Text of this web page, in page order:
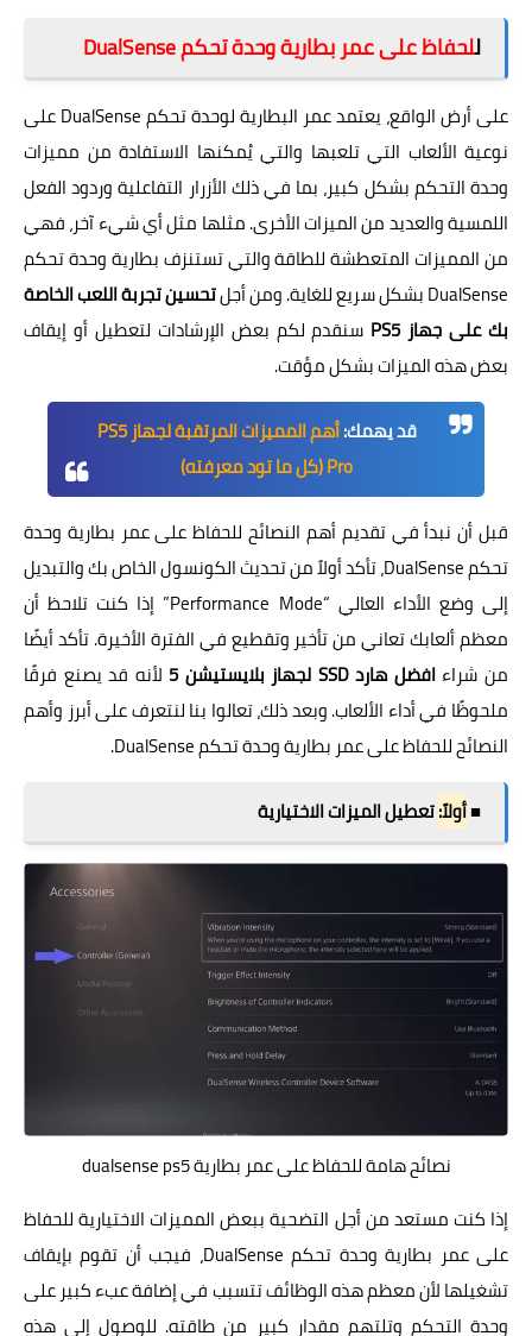
للحفاظ على عمر بطارية وحدة تحكم DualSense
على أرض الواقع، يعتمد عمر البطارية لوحدة تحكم DualSense على
نوعية الألعاب التي تلعبها والتي يُمكنها الاستفادة من مميزات
وحدة التحكم بشكل كبير، بما في ذلك الأزرار التفاعلية وردود الفعل
اللمسية والعديد من الميزات الأخرى. مثلها مثل أي شيء آخر، فهي
من المميزات المتعطشة للطاقة والتي تستنزف بطارية وحدة تحكم
DualSense بشكل سريع للغاية. ومن أجل
تحسين تجربة اللعب الخاصة
بك على جهاز PS5
سنقدم لكم بعض الإرشادات لتعطيل أو إيقاف
بعض هذه الميزات بشكل مؤقت.
قد يهمك:
أهم المميزات المرتقبة لجهاز PS5
Pro (كل ما تود معرفته)
قبل أن نبدأ في تقديم أهم النصائح للحفاظ على عمر بطارية وحدة
تحكم DualSense، تأكد أولاً من تحديث الكونسول الخاص بك والتبديل
إلى وضع الأداء العالي “Performance Mode” إذا كنت تلاحظ أن
معظم ألعابك تعاني من تأخير وتقطيع في الفترة الأخيرة. تأكد أيضًا
من شراءافضل هارد SSD لجهاز بلايستيشن 5
لأنه قد يصنع فرقًا
ملحوظًا في أداء الألعاب. وبعد ذلك، تعالوا بنا لنتعرف على أبرز وأهم
النصائح للحفاظ على عمر بطارية وحدة تحكم DualSense.
■أولاً:تعطيل الميزات الاختيارية
نصائح هامة للحفاظ على عمر بطارية dualsense ps5
إذا كنت مستعد من أجل التضحية ببعض المميزات الاختيارية للحفاظ
على عمر بطارية وحدة تحكم DualSense، فيجب أن تقوم بإيقاف
تشغيلها لأن معظم هذه الوظائف تتسبب في إضافة عبء كبير على
وحدة التحكم وتلتهم مقدار كبير من طاقته. للوصول إلى هذه